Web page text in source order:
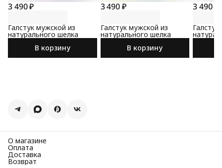
3 490 ₽
Галстук мужской из
натурального шелка
В корзину
3 490 ₽
Галстук мужской из
натурального шелка
В корзину
3 490 ₽
О магазине
Оплата
Доставка
Возврат